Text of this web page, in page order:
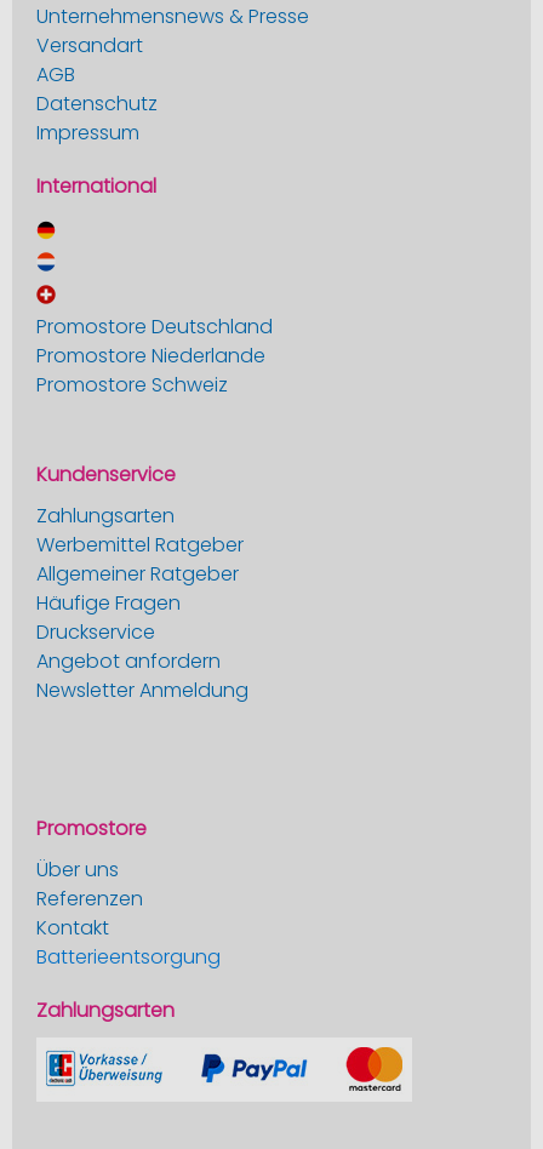
Unternehmensnews & Presse
Versandart
AGB
Datenschutz
Impressum
International
Promostore Deutschland
Promostore Niederlande
Promostore Schweiz
Kundenservice
Zahlungsarten
Werbemittel Ratgeber
Allgemeiner Ratgeber
Häufige Fragen
Druckservice
Angebot anfordern
Newsletter Anmeldung
Promostore
Über uns
Referenzen
Kontakt
Batterieentsorgung
Zahlungsarten